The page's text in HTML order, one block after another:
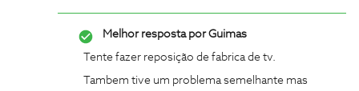
Melhor resposta porGuimas
Tente fazer reposição de fabrica de tv.
Tambem tive um problema semelhante mas